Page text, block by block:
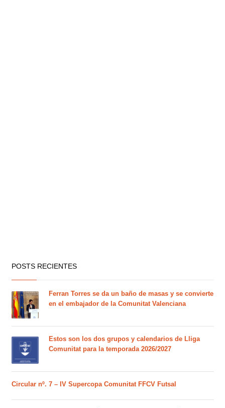
POSTS RECIENTES
Ferran Torres se da un baño de masas y se convierte
en el embajador de la Comunitat Valenciana
Estos son los dos grupos y calendarios de Lliga
Comunitat para la temporada 2026/2027
Circular nº. 7 – IV Supercopa Comunitat FFCV Futsal